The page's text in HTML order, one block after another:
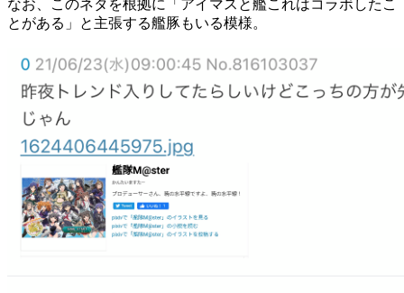
なお、このネタを根拠に「アイマスと艦これはコラボしたこ
とがある」と主張する艦豚もいる模様。